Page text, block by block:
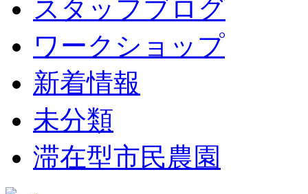
スタッフブログ
ワークショップ
新着情報
未分類
滞在型市民農園